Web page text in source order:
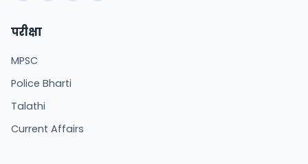
परीक्षा
MPSC
Police Bharti
Talathi
Current Affairs